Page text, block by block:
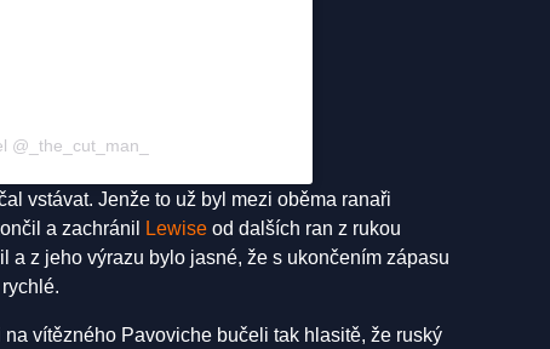
@_the_cut_man_
vstávat. Jenže to už byl mezi oběma ranaři
a zachránil
Lewise od dalších ran z rukou
a z jeho výrazu bylo jasné, že s ukončením zápasu
vítězného Pavoviche bučeli tak hlasitě, že ruský